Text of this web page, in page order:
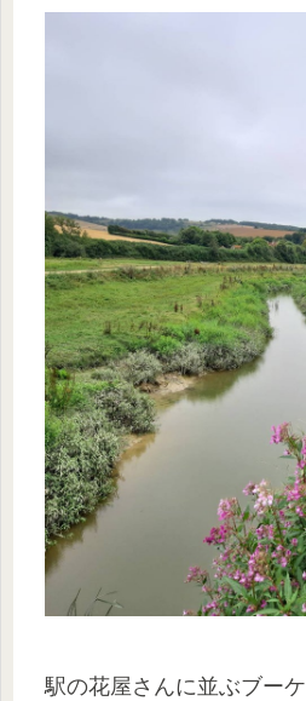
駅の花屋さんに並ぶブーケ